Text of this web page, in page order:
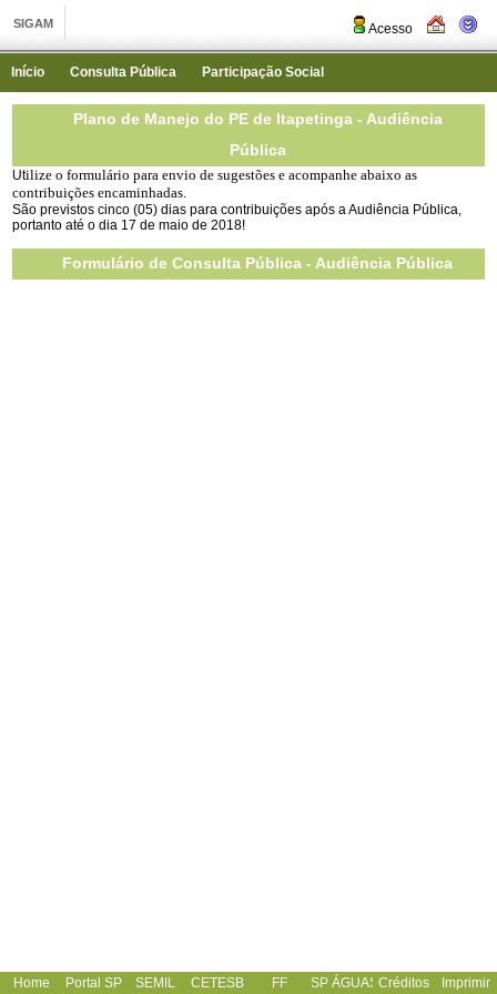
Acesso
Início Consulta Pública Participação Social
Plano de Manejo do PE de Itapetinga - Audiência
Pública
Utilize o formulário para envio de sugestões e acompanhe abaixo as
contribuições encaminhadas.
São previstos cinco (05) dias para contribuições após a Audiência Pública,
portanto até o dia 17 de maio de 2018!
Formulário de Consulta Pública - Audiência Pública
Home Portal SP SEMIL CETESB FF SP ÁGUAS Créditos Imprimir